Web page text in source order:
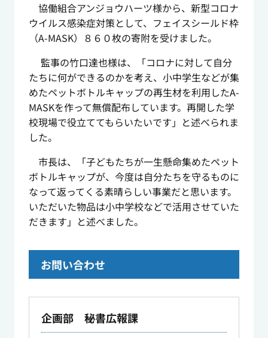
協働組合アンジョウハーツ様から、新型コロナ
ウイルス感染症対策として、フェイスシールド枠
（A-MASK）８６０枚の寄附を受けました。
監事の竹口達也様は、「コロナに対して自分
たちに何ができるのかを考え、小中学生などが集
めたペットボトルキャップの再生材を利用したA-
MASKを作って無償配布しています。再開した学
校現場で役立ててもらいたいです」と述べられま
した。
市長は、「子どもたちが一生懸命集めたペット
ボトルキャップが、今度は自分たちを守るものに
なって返ってくる素晴らしい事業だと思います。
いただいた物品は小中学校などで活用させていた
だきます」と述べました。
お問い合わせ
企画部 秘書広報課